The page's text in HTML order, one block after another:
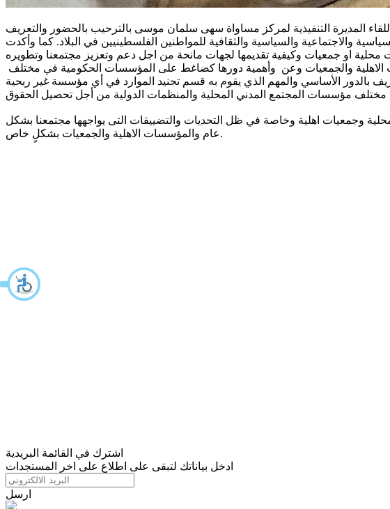
الدولية، حيث افتتحت اللقاء المديرة التنفيذية لمركز مساواة سهى سلمان موسى بالترحيب بالحضور والتعريف
والاجتماعية والسياسية والثقافية للمواطنين الفلسطينيين في البلاد. كما وأكدت
وجمعيات اهلية وخاصة في ظل التحديات والتضييقات التى يواجهها مجتمعنا بشكل
عام والمؤسسات الاهلية والجمعيات بشكلٍ خاص.
اشترك في القائمة البريدية
ادخل بياناتك لتبقى على اطلاع على اخر المستجدات
ارسل